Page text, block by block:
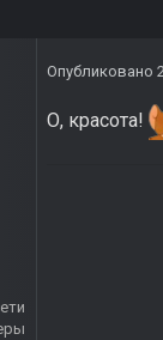
Опубликовано
О, красота!